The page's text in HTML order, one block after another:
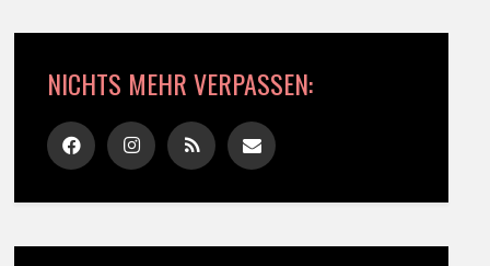
NICHTS MEHR VERPASSEN: